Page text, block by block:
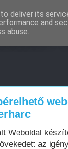
-
Weboldal
az
deliver its
and
abuse.